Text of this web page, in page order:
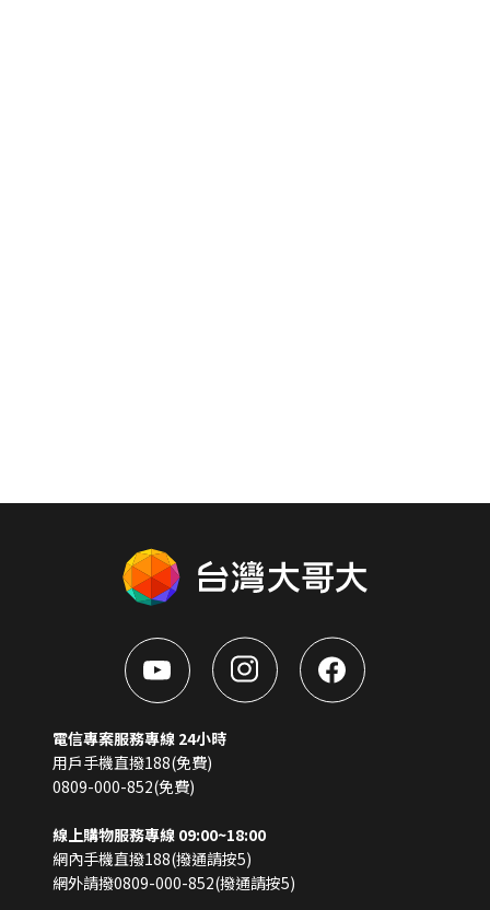
電信專案服務專線 24小時
用戶手機直撥188(免費)
0809-000-852(免費)
線上購物服務專線 09:00~18:00
網內手機直撥188(撥通請按5)
網外請撥0809-000-852(撥通請按5)